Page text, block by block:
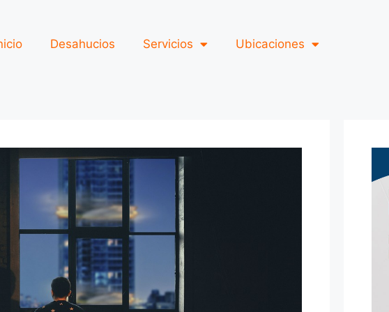
Desahucios Servicios Ubicaciones